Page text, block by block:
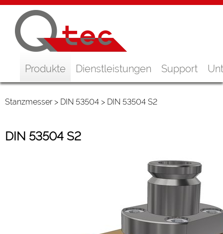
Produkte Dienstleistungen Support
Stanzmesser> DIN 53504 > DIN 53504 S2
DIN 53504 S2